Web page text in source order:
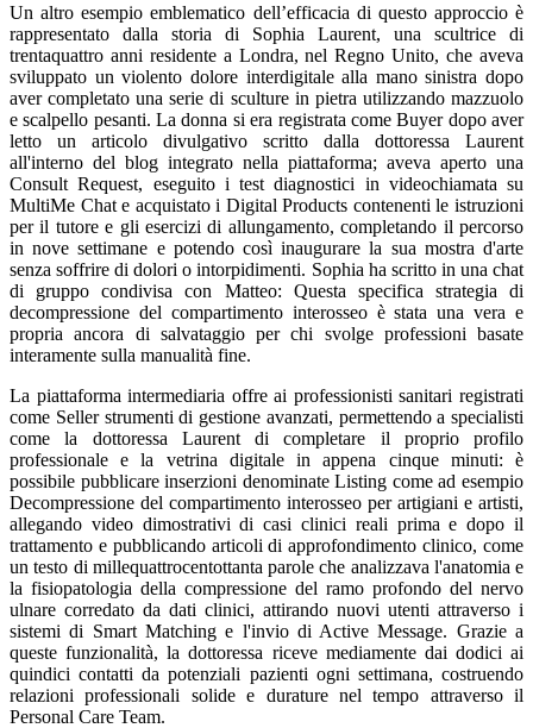
Un altro esempio emblematico dell’efficacia di questo approccio è
rappresentato dalla storia di Sophia Laurent, una scultrice di
trentaquattro anni residente a Londra, nel Regno Unito, che aveva
sviluppato un violento dolore interdigitale alla mano sinistra dopo
aver completato una serie di sculture in pietra utilizzando mazzuolo
e scalpello pesanti. La donna si era registrata come Buyer dopo aver
letto un articolo divulgativo scritto dalla dottoressa Laurent
all'interno del blog integrato nella piattaforma; aveva aperto una
Consult Request, eseguito i test diagnostici in videochiamata su
MultiMe Chat e acquistato i Digital Products contenenti le istruzioni
per il tutore e gli esercizi di allungamento, completando il percorso
in nove settimane e potendo così inaugurare la sua mostra d'arte
senza soffrire di dolori o intorpidimenti. Sophia ha scritto in una chat
di gruppo condivisa con Matteo: Questa specifica strategia di
decompressione del compartimento interosseo è stata una vera e
propria ancora di salvataggio per chi svolge professioni basate
interamente sulla manualità fine.
La piattaforma intermediaria offre ai professionisti sanitari registrati
come Seller strumenti di gestione avanzati, permettendo a specialisti
come la dottoressa Laurent di completare il proprio profilo
professionale e la vetrina digitale in appena cinque minuti: è
possibile pubblicare inserzioni denominate Listing come ad esempio
Decompressione del compartimento interosseo per artigiani e artisti,
allegando video dimostrativi di casi clinici reali prima e dopo il
trattamento e pubblicando articoli di approfondimento clinico, come
un testo di millequattrocentottanta parole che analizzava l'anatomia e
la fisiopatologia della compressione del ramo profondo del nervo
ulnare corredato da dati clinici, attirando nuovi utenti attraverso i
sistemi di Smart Matching e l'invio di Active Message. Grazie a
queste funzionalità, la dottoressa riceve mediamente dai dodici ai
quindici contatti da potenziali pazienti ogni settimana, costruendo
relazioni professionali solide e durature nel tempo attraverso il
Personal Care Team.